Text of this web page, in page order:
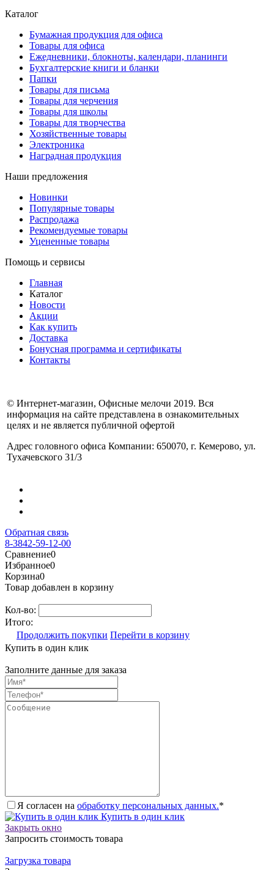
Каталог
Бумажная продукция для офиса
Товары для офиса
Ежедневники, блокноты, календари, планинги
Бухгалтерские книги и бланки
Папки
Товары для письма
Товары для черчения
Товары для школы
Товары для творчества
Хозяйственные товары
Электроника
Наградная продукция
Наши предложения
Новинки
Популярные товары
Распродажа
Рекомендуемые товары
Уцененные товары
Помощь и сервисы
Главная
Каталог
Новости
Акции
Как купить
Доставка
Бонусная программа и сертификаты
Контакты
© Интернет-магазин, Офисные мелочи 2019. Вся
информация на сайте представлена в ознакомительных
целях и не является публичной офертой
Адрес головного офиса Компании: 650070, г. Кемерово, ул.
Тухачевского 31/3
Обратная связь
8-3842-59-12-00
Сравнение0
Избранное0
Корзина0
Товар добавлен в корзину
Кол-во:
Итого:
Продолжить покупки Перейти в корзину
Купить в один клик
Заполните данные для заказа
Я согласен на обработку персональных данных.*
Купить в один клик
Закрыть окно
Запросить стоимость товара
Загрузка товара